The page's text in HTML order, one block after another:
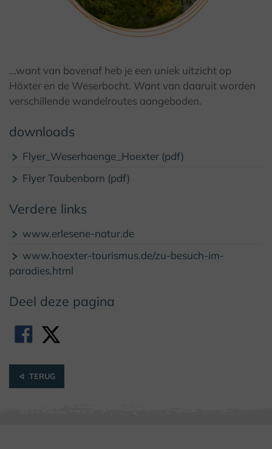
© Teutoburger Wald Tourismus / D. Ketz
...want van bovenaf heb je een uniek uitzicht op
Höxter en de Weserbocht. Want van daaruit worden
verschillende wandelroutes aangeboden.
downloads
Flyer_Weserhaenge_Hoexter (pdf)
Flyer Taubenborn (pdf)
Verdere links
www.erlesene-natur.de
www.hoexter-tourismus.de/zu-besuch-im-
paradies.html
Deel deze pagina
TERUG